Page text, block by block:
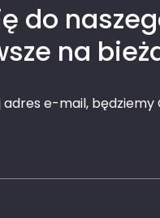
do
na
adres e-mail,